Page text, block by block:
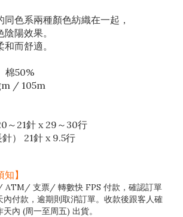
色系兩種顏色紡織在一起，
陽效果。
而舒適。
棉50%
/ 105m
～21針 x 29～30行
） 21針 x 9.5行
】
ATM/ 支票/ 轉數快 FPS 付款，確認訂單
內付款，逾期則取消訂單。收款後跟客人確
內 (周一至周五) 出貨。